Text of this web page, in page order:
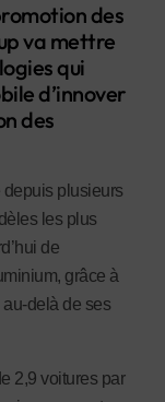
des
va mettre
qui
d’innover
des
depuis plusieurs
les plus
de
grâce à
au-delà de ses
2,9 voitures par